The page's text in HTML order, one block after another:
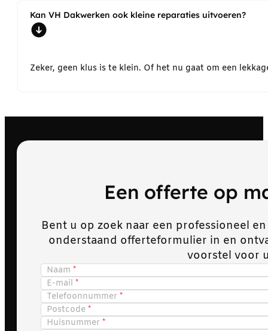
Kan VH Dakwerken ook kleine reparaties uitvoeren?
Zeker, geen klus is te klein. Of het nu gaat om een
Een offerte op
Bent u op zoek naar een professioneel
onderstaand offerteformulier in en
voorstel voor
Naam
E-mail
Telefoonnummer
Postcode
Huisnummer